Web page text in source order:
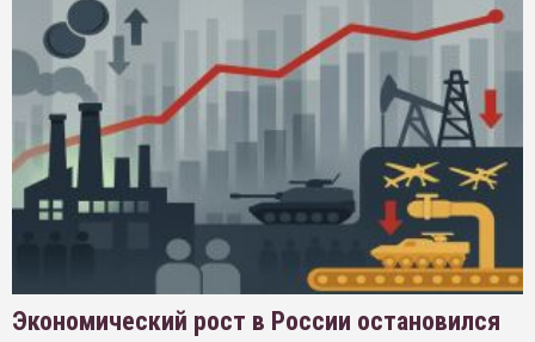
Экономический рост в России остановился